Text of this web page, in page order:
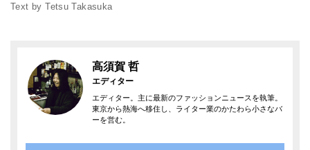
Text by Tetsu Takasuka
高須賀 哲
エディター
エディター。主に最新のファッションニュースを執筆。
東京から熱海へ移住し、ライター業のかたわら小さなバ
ーを営む。